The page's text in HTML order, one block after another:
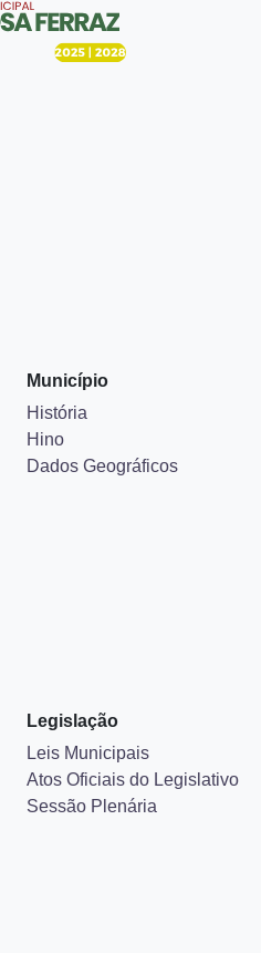
Município
História
Hino
Dados Geográficos
Legislação
Leis Municipais
Atos Oficiais do Legislativo
Sessão Plenária